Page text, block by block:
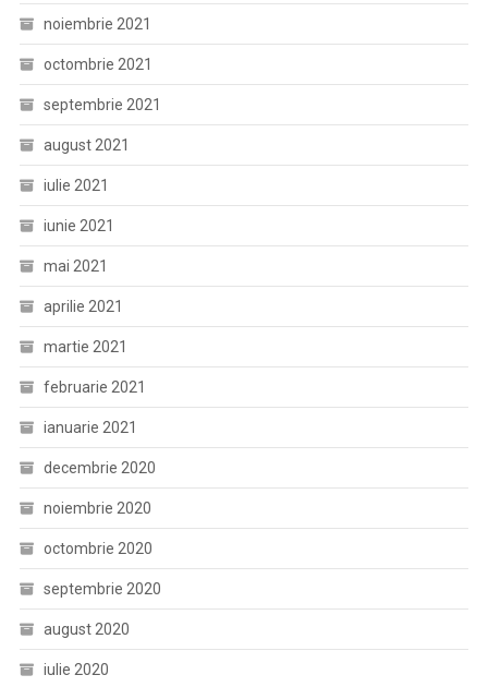
noiembrie 2021
octombrie 2021
septembrie 2021
august 2021
iulie 2021
iunie 2021
mai 2021
aprilie 2021
martie 2021
februarie 2021
ianuarie 2021
decembrie 2020
noiembrie 2020
octombrie 2020
septembrie 2020
august 2020
iulie 2020